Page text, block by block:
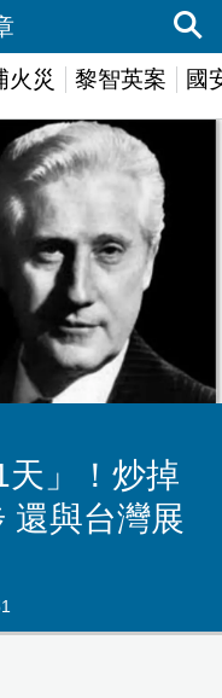
火災 黎智英案 國
」！炒掉
還與台灣展